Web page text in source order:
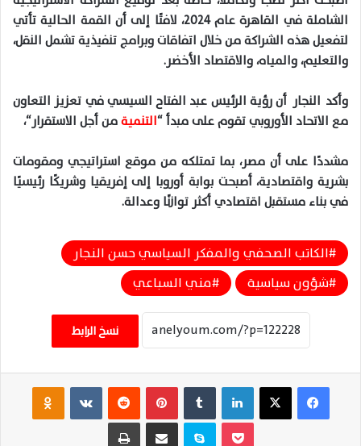
الشاملة في القاهرة عام2024، لافتًا إلى أن القمة الحالية تأتي
لتفعيل هذه الشراكة من خلال اتفاقاتوبرامجتنفيذيةتشمل النقل،
والتعليم،والمياه،والاقتصاد الأخضر.
وأكد النجار أنرؤية الرئيس عبد الفتاح السيسيفي تعزيز التعاون
مع الاتحاد الأوروبيتقومعلىمبدأ“التنميةمنأجل الاستقرار“،
مشددًا على أن مصر، بما تمتلكه من موقع استراتيجي ومقومات
بشرية واقتصادية،أصبحت بوابة أوروبا إلى إفريقيا وشريكًا رئيسيًا
فيبناء مستقبل اقتصاديأكثر توازنًا وعدالة.
الكاتب الصحفي والمفكر السياسي حسن النجار
شؤون سياسية
مني السباعي
نسخ الرابط
فيسبوك ‫X لينكدإن بينتيريست ‏VKontakte
سكايب مشاركة عبر البريد طباعة